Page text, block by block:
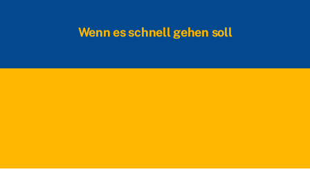
Wenn es schnell gehen soll